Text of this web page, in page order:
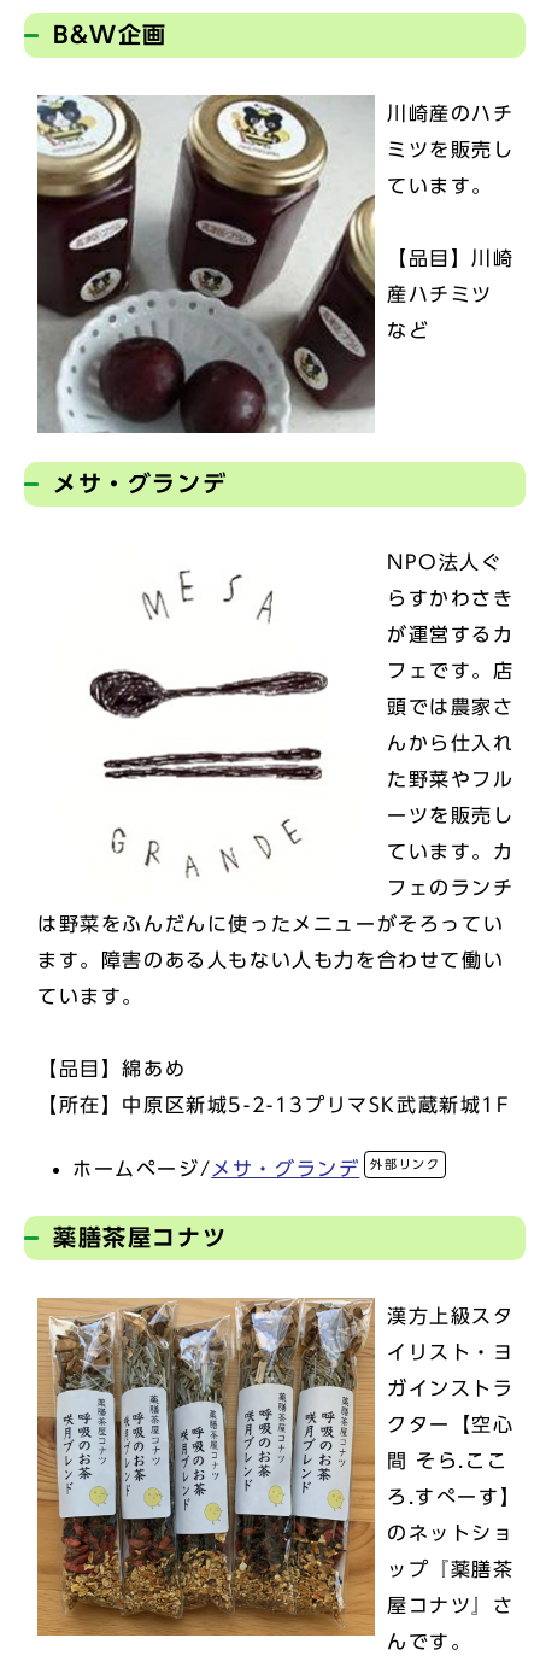
B&W企画
川崎産のハチ
ミツを販売し
ています。
【品目】川崎
産ハチミツ
など
メサ・グランデ
NPO法人ぐ
らすかわさき
が運営するカ
フェです。店
頭では農家さ
んから仕入れ
た野菜やフル
ーツを販売し
ています。カ
フェのランチ
は野菜をふんだんに使ったメニューがそろってい
ます。障害のある人もない人も力を合わせて働い
ています。
【品目】綿あめ
【所在】中原区新城5-2-13プリマSK武蔵新城1F
ホームページ/ メサ・グランデ 外部リンク
薬膳茶屋コナツ
漢方上級スタ
イリスト・ヨ
ガインストラ
クター【空心
間 そら.ここ
ろ.すぺーす】
のネットショ
ップ『薬膳茶
屋コナツ』さ
んです。